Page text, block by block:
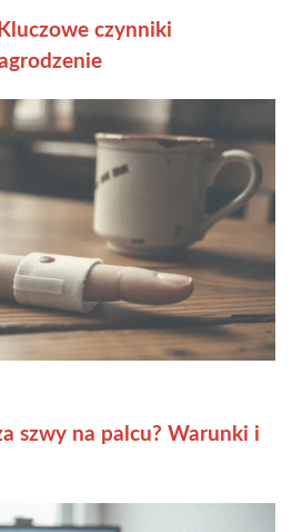
czynniki
szwy na palcu? Warunki i